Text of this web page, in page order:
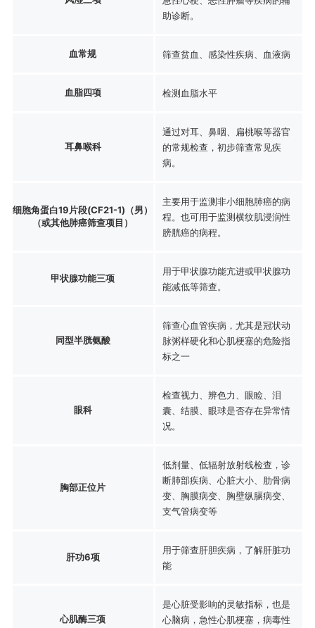
助诊断。
血常规 筛查贫血、感染性疾病、血液病
血脂四项 检测血脂水平
耳鼻喉科
通过对耳、鼻咽、扁桃喉等器官
的常规检查，初步筛查常见疾
病。
细胞角蛋白19片段(CF21-1)（男）
（或其他肺癌筛查项目）
主要用于监测非小细胞肺癌的病
程。也可用于监测横纹肌浸润性
膀胱癌的病程。
甲状腺功能三项
用于甲状腺功能亢进或甲状腺功
能减低等筛查。
同型半胱氨酸
筛查心血管疾病，尤其是冠状动
脉粥样硬化和心肌梗塞的危险指
标之一
眼科
检查视力、辨色力、眼睑、泪
囊、结膜、眼球是否存在异常情
况。
胸部正位片
低剂量、低辐射放射线检查，诊
断肺部疾病、心脏大小、肋骨病
变、胸膜病变、胸壁纵膈病变、
支气管病变等
肝功6项
用于筛查肝胆疾病，了解肝脏功
能
心肌酶三项
是心脏受影响的灵敏指标，也是
心脑病，急性心肌梗塞，病毒性